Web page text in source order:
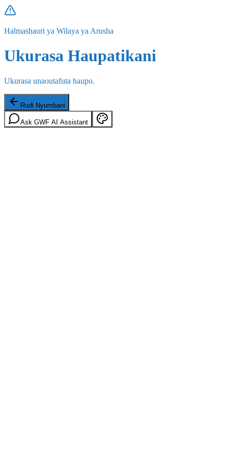
Halmashauri ya Wilaya ya Arusha
Ukurasa Haupatikani
Ukurasa unaoutafuta haupo.
Rudi Nyumbani
Ask GWF AI Assistant